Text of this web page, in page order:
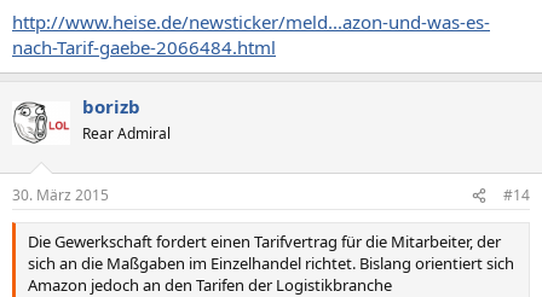
http://www.heise.de/newsticker/meld...azon-und-was-es-
nach-Tarif-gaebe-2066484.html
borizb
Rear Admiral
30. März 2015 #14
Die Gewerkschaft fordert einen Tarifvertrag für die Mitarbeiter, der
sich an die Maßgaben im Einzelhandel richtet. Bislang orientiert sich
Amazon jedoch an den Tarifen der Logistikbranche